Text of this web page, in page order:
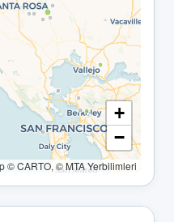
+
−
© CARTO, © MTA Yerbilimleri